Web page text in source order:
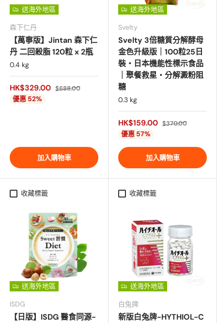
送海外地區
森下仁丹
【萬寧版】Jintan 森下仁
丹 二回殺脂 120粒 x 2瓶
0.4 kg
HK$329.00 $688.00
優惠 52%
加入購物車
送海外地區
Svelty
Svelty 3倍糖質分解酵母
金色升級版｜100粒25日
裝・日本機能性標示食品
｜聚餐救星・分解澱粉阻
糖
0.3 kg
HK$159.00 $370.00
優惠 57%
加入購物車
收藏標籤
送海外地區
ISDG
【日版】ISDG 醫食同源-
收藏標籤
送海外地區
白兔牌
新版白兔牌-HYTHIOL-C